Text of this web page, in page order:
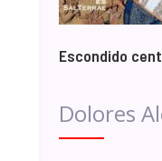
Escondido
Dolores